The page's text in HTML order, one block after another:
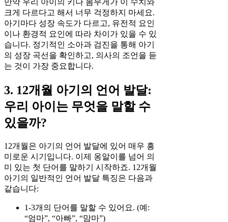
만약 우리 아이의 키나 몸무게가 이 수치와
크게 다르다고 해서 너무 걱정하지 마세요.
아기마다 성장 속도가 다르고, 유전적 요인
이나 환경적 요인에 따라 차이가 있을 수 있
습니다. 정기적인 소아과 검진을 통해 아기
의 성장 곡선을 확인하고, 의사의 조언을 듣
는 것이 가장 중요합니다.
3. 12개월 아기의 언어 발달:
우리 아이는 무엇을 말할 수
있을까?
12개월은 아기의 언어 발달에 있어 매우 흥
미로운 시기입니다. 이제 옹알이를 넘어 의
미 있는 첫 단어를 말하기 시작하죠. 12개월
아기의 일반적인 언어 발달 특징은 다음과
같습니다:
1-3개의 단어를 말할 수 있어요. (예:
“엄마”, “아빠”, “맘마”)